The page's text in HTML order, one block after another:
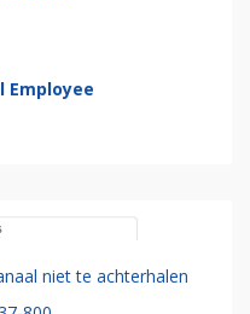
Employee
niet te achterhalen